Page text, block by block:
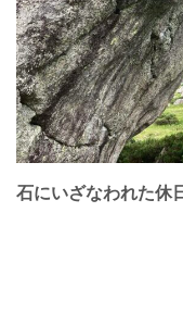
石にいざなわれた休